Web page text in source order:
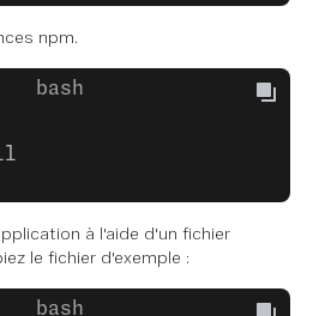
npm.
à l'aide d'un fichier
le fichier d'exemple :